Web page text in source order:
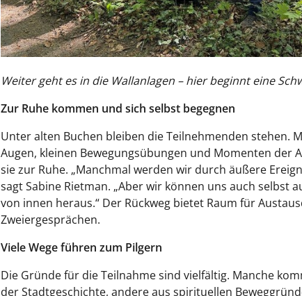
Weiter geht es in die Wallanlagen – hier beginnt eine
Zur Ruhe kommen und sich selbst begegnen
Unter alten Buchen bleiben die Teilnehmenden stehen.
Augen, kleinen Bewegungsübungen und Momenten der
sie zur Ruhe. „Manchmal werden wir durch äußere
sagt Sabine Rietman. „Aber wir können uns auch selbst
von innen heraus.“ Der Rückweg bietet Raum für
Zweiergesprächen.
Viele Wege führen zum Pilgern
Die Gründe für die Teilnahme sind vielfältig. Manche
der Stadtgeschichte, andere aus spirituellen